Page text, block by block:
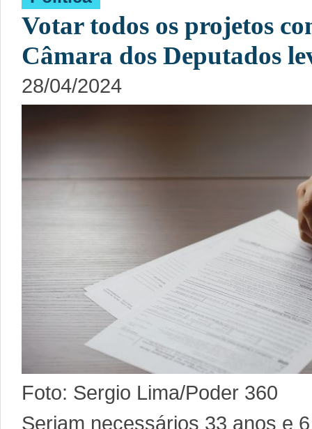
Votar todos os projetos
Câmara dos Deputados
28/04/2024
Foto: Sergio Lima/Poder 360
Seriam necessários 33 anos e